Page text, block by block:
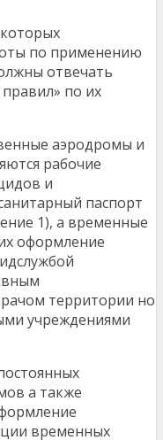
по применению
отвечать
по их
аэродромы и
рабочие
и
паспорт
1), а временные
оформление
территории но
учреждениями
а также
временных